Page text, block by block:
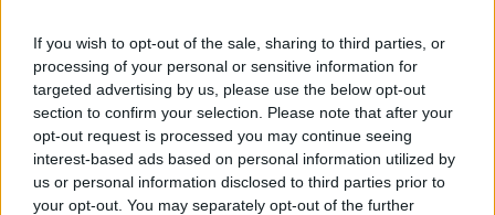
If you wish to opt-out of the sale, sharing to third parties, or
processing of your personal or sensitive information for
targeted advertising by us, please use the below opt-out
section to confirm your selection. Please note that after your
opt-out request is processed you may continue seeing
interest-based ads based on personal information utilized by
us or personal information disclosed to third parties prior to
your opt-out. You may separately opt-out of the further